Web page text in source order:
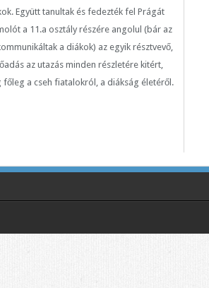
Együtt tanultak és fedezték fel Prágát
a 11.a osztály részére angolul (bár az
a diákok) az egyik résztvevő,
az utazás minden részletére kitért,
a cseh fiatalokról, a diákság életéről.